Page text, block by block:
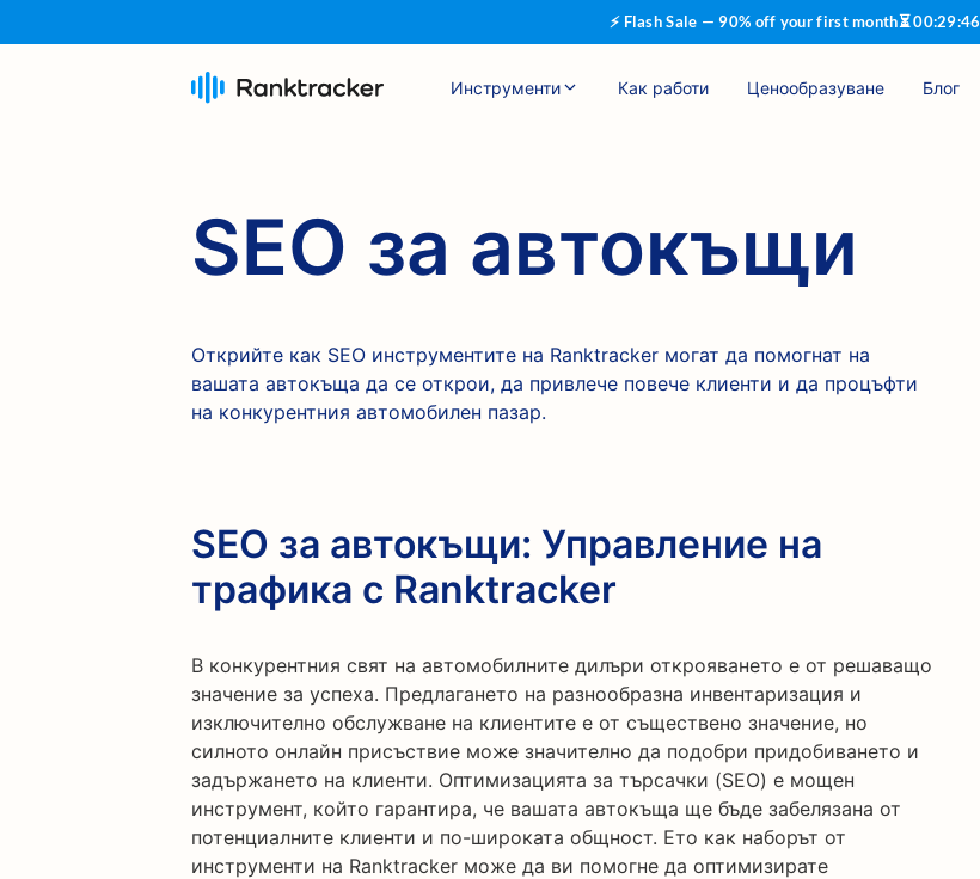
⚡ Flash Sale — 90% off your first month⏳00:29:45
Инструменти Как работи Ценообразуване Блог
SEO за автокъщи
Открийте как SEO инструментите на Ranktracker могат да помогнат на
вашата автокъща да се открои, да привлече повече клиенти и да процъфти
на конкурентния автомобилен пазар.
SEO за автокъщи: Управление на
трафика с Ranktracker
В конкурентния свят на автомобилните дилъри открояването е от решаващо
значение за успеха. Предлагането на разнообразна инвентаризация и
изключително обслужване на клиентите е от съществено значение, но
силното онлайн присъствие може значително да подобри придобиването и
задържането на клиенти. Оптимизацията за търсачки (SEO) е мощен
инструмент, който гарантира, че вашата автокъща ще бъде забелязана от
потенциалните клиенти и по-широката общност. Ето как наборът от
инструменти на Ranktracker може да ви помогне да оптимизирате